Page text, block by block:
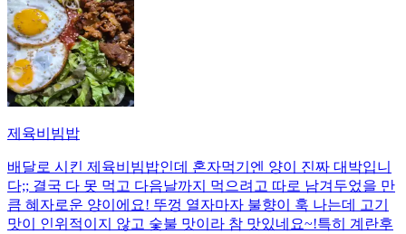
제육비빔밥
배달로 시킨 제육비빔밥인데 혼자먹기엔 양이 진짜 대박입니
다;; 결국 다 못 먹고 다음날까지 먹으려고 따로 남겨두었을 만
큼 혜자로운 양이에요! 뚜껑 열자마자 불향이 훅 나는데 고기
맛이 인위적이지 않고 숯불 맛이라 참 맛있네요~!특히 계란후